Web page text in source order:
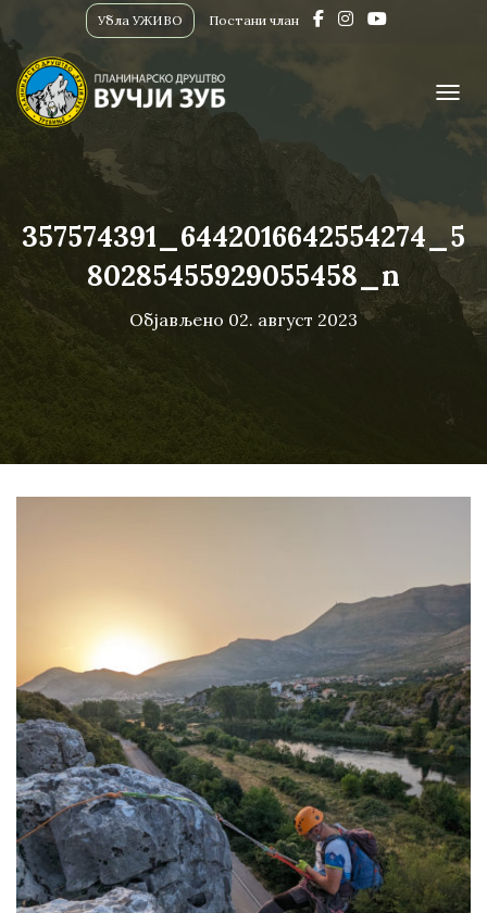
Убла УЖИВО Постани члан
357574391_6442016642554274_5
80285455929055458_n
Објављено 02. август 2023